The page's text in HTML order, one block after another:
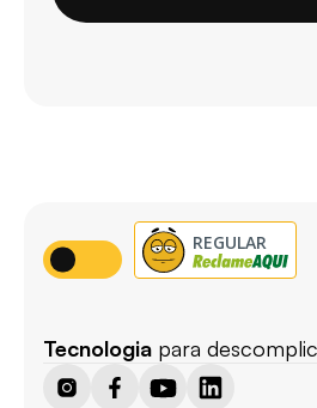
Tecnologia para